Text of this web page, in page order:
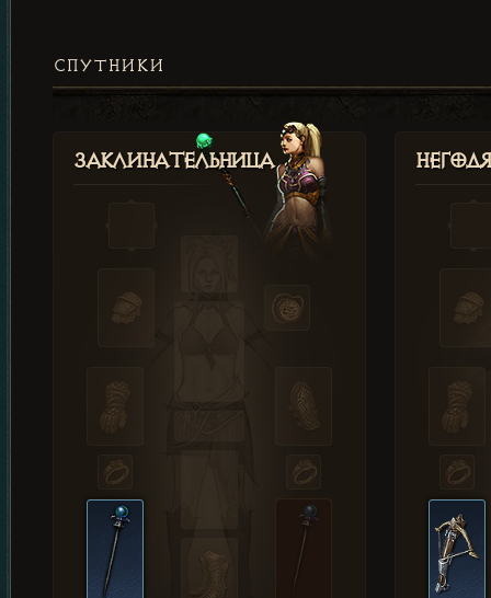
СПУТНИКИ
Заклинательница